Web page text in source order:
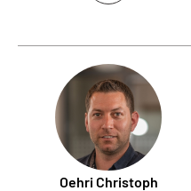
Oehri Christoph